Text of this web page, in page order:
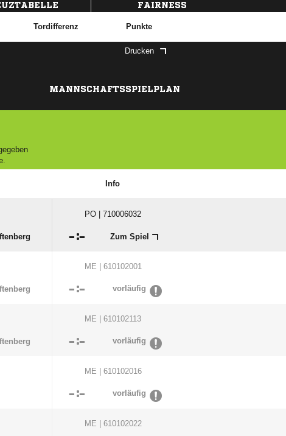
FAIRNESS
Tordifferenz Punkte
Drucken
MANNSCHAFTSSPIELPLAN
Info
PO | 710006032
: Zum Spiel
ME | 610102001
: vorläufig
ME | 610102113
: vorläufig
ME | 610102016
: vorläufig
ME | 610102022